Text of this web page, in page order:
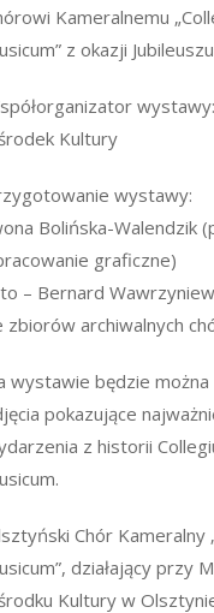
Kameralnemu
z okazji
Kultury
wystawy:
Bolińska-Walendzik
graficzne)
– Bernard
zbiorów archiwalnych
wystawie będzie
pokazujące
z historii
Chór Kameralny
działający przy
Kultury w